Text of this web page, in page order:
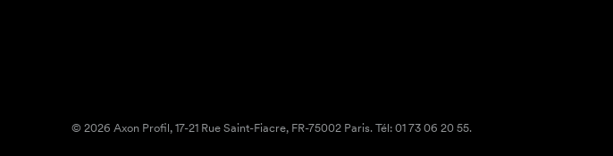
© 2026 Axon Profil, 17-21 Rue Saint-Fiacre, FR-75002 Paris. Tél: 01 73 06 20 55.